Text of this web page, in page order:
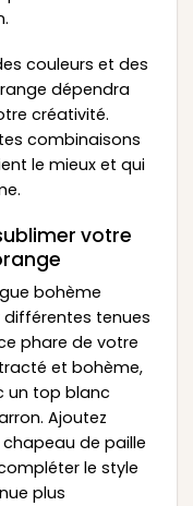
couleurs et des
dépendra
créativité.
combinaisons
le mieux et qui
votre
bohème
tenues
phare de votre
et bohème,
un top blanc
Ajoutez
de paille
le style
plus